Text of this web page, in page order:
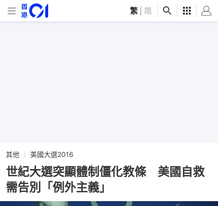
繁 简
其他 美國大選2016
世紀大選突顯體制僵化教條 美國自救
需告別「例外主義」